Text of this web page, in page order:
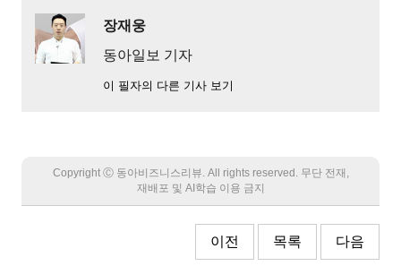
장재웅
동아일보 기자
이 필자의 다른 기사 보기
Copyright Ⓒ 동아비즈니스리뷰. All rights reserved. 무단 전재,
재배포 및 AI학습 이용 금지
이전 목록 다음